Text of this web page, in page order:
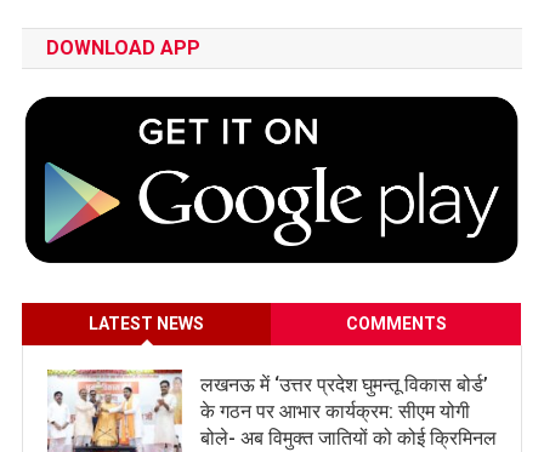
DOWNLOAD APP
LATEST NEWS COMMENTS
लखनऊ में ‘उत्तर प्रदेश घुमन्तू विकास बोर्ड’
के गठन पर आभार कार्यक्रम: सीएम योगी
बोले- अब विमुक्त जातियों को कोई क्रिमिनल